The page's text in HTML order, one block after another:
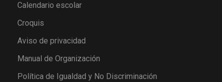
Calendario escolar
Croquis
Aviso de privacidad
Manual de Organización
Política de Igualdad y No Discriminación